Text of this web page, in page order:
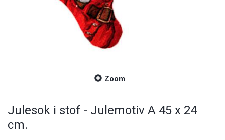
Zoom
Julesok i stof - Julemotiv A 45 x 24
cm.